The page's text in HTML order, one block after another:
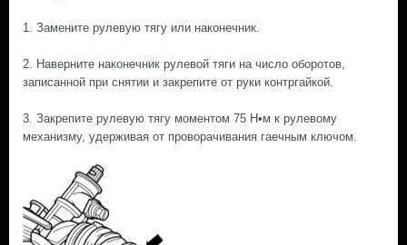
1. Замените рулевую тягу или наконечник.
2. Наверните наконечник рулевой тяги на число оборотов,
записанной при снятии и закрепите от руки контргайкой.
3. Закрепите рулевую тягу моментом 75 Н•м к рулевому
механизму, удерживая от проворачивания гаечным ключом.